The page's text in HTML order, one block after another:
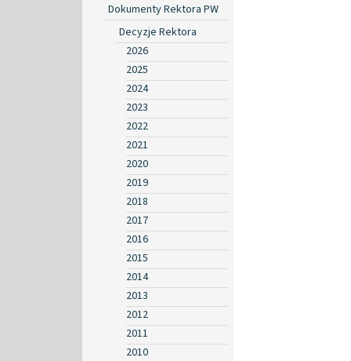
Dokumenty Rektora PW
Decyzje Rektora
2026
2025
2024
2023
2022
2021
2020
2019
2018
2017
2016
2015
2014
2013
2012
2011
2010